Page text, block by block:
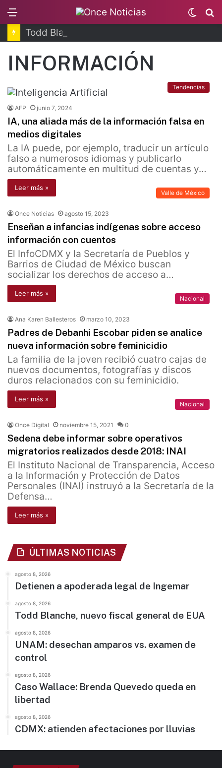
Switch
skin
INFORMACIÓN
Tendencias
AFP junio 7, 2024
IA, una aliada más de la información falsa en
medios digitales
La IA puede, por ejemplo, traducir un artículo
falso a numerosos idiomas y publicarlo
automáticamente en multitud de cuentas y…
Leer más »
Valle de México
Once Noticias agosto 15, 2023
Enseñan a infancias indígenas sobre acceso
información con cuentos
El InfoCDMX y la Secretaría de Pueblos y
Barrios de Ciudad de México buscan
socializar los derechos de acceso a…
Leer más »
Nacional
Ana Karen Ballesteros marzo 10, 2023
Padres de Debanhi Escobar piden se analice
nueva información sobre feminicidio
La familia de la joven recibió cuatro cajas de
nuevos documentos, fotografías y discos
duros relacionados con su feminicidio.
Leer más »
Nacional
Once Digital noviembre 15, 2021 0
Sedena debe informar sobre operativos
migratorios realizados desde 2018: INAI
El Instituto Nacional de Transparencia, Acceso
a la Información y Protección de Datos
Personales (INAI) instruyó a la Secretaría de la
Defensa…
Leer más »
ÚLTIMAS NOTICIAS
agosto 8, 2026
Detienen a apoderada legal de Ingemar
agosto 8, 2026
Todd Blanche, nuevo fiscal general de EUA
agosto 8, 2026
UNAM: desechan amparos vs. examen de
control
agosto 8, 2026
Caso Wallace: Brenda Quevedo queda en
libertad
agosto 8, 2026
CDMX: atienden afectaciones por lluvias